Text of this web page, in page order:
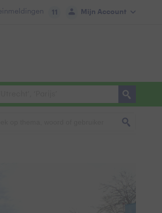
Mijn Account
11